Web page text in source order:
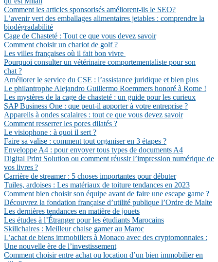
Comment les articles sponsorisés améliorent-ils le SEO?
L’avenir vert des emballages alimentaires jetables : comprendre la
biodégradabilité
Cage de Chasteté : Tout ce que vous devez savoir
Comment choisir un chariot de golf ?
Les villes françaises où il fait bon vivre
Pourquoi consulter un vétérinaire comportementaliste pour son
chat ?
Améliorer le service du CSE : l’assistance juridique et bien plus
Le philantrophe Alejandro Guillermo Roemmers honoré à Rome !
Les mystères de la cage de chasteté : un guide pour les curieux
SAP Business One : que peut-il apporter à votre entreprise ?
Appareils à ondes scalaires : tout ce que vous devez savoir
Comment resserrer les pores dilatés ?
Le visiophone : à quoi il sert ?
Faire sa valise : comment tout organiser en 3 étapes ?
Enveloppe A4 : pour envoyer tous types de documents A4
Digital Print Solution ou comment réussir l’impression numérique de
vos livres ?
Carrière de streamer : 5 choses importantes pour débuter
Tuiles, ardoises : Les matériaux de toiture tendances en 2023
Comment bien choisir son équipe avant de faire une escape game ?
Découvrez la fondation française d’utilité publique l’Ordre de Malte
Les dernières tendances en matière de jouets
Les études à l’Étranger pour les étudiants Marocains
Skillchaires : Meilleur chaise gamer au Maroc
L’achat de biens immobiliers à Monaco avec des cryptomonnaies :
Une nouvelle ère de l’investissement
Comment choisir entre achat ou location d’un bien immobilier en